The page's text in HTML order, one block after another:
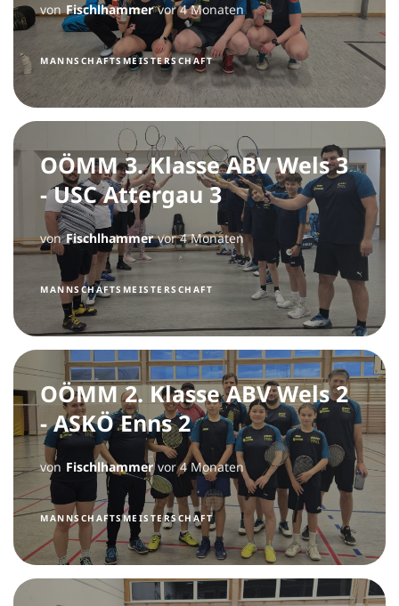
von Fischlhammer vor 4 Monaten
MANNSCHAFTSMEISTERSCHAFT
OÖMM 3. Klasse ABV Wels 3
- USC Attergau 3
von Fischlhammer vor 4 Monaten
MANNSCHAFTSMEISTERSCHAFT
OÖMM 2. Klasse ABV Wels 2
- ASKÖ Enns 2
von Fischlhammer vor 4 Monaten
MANNSCHAFTSMEISTERSCHAFT